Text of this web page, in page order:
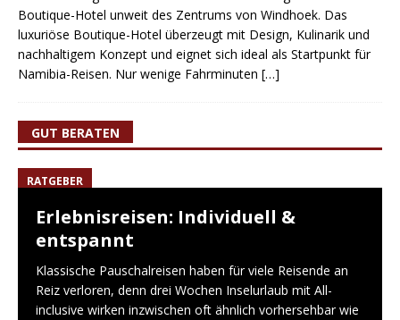
Boutique-Hotel unweit des Zentrums von Windhoek. Das
luxuriöse Boutique-Hotel überzeugt mit Design, Kulinarik und
nachhaltigem Konzept und eignet sich ideal als Startpunkt für
Namibia-Reisen. Nur wenige Fahrminuten […]
GUT BERATEN
RATGEBER
Erlebnisreisen: Individuell &
entspannt
Klassische Pauschalreisen haben für viele Reisende an
Reiz verloren, denn drei Wochen Inselurlaub mit All-
inclusive wirken inzwischen oft ähnlich vorhersehbar wie